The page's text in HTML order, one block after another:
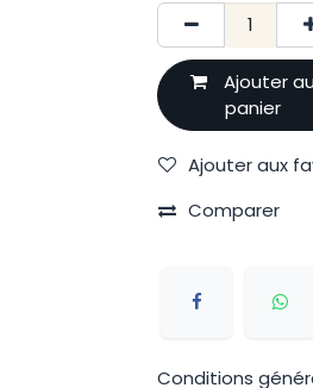
Ajouter au
panier
Ajouter aux
Comparer
Conditions